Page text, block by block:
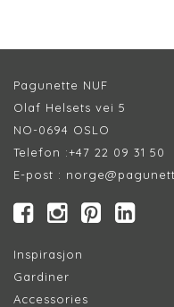
Pagunette NUF
Olaf Helsets vei 5
NO-0694 OSLO
Telefon :+47 22 09 31 50
E-post :
Inspirasjon
Gardiner
Accessories